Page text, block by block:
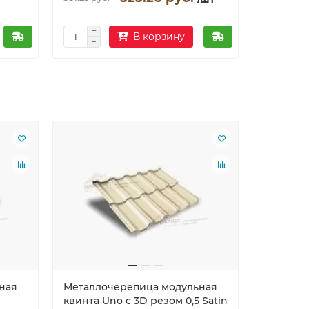
В корзину
Металлочерепица модульная
квинта Uno c 3D резом 0,5 Satin